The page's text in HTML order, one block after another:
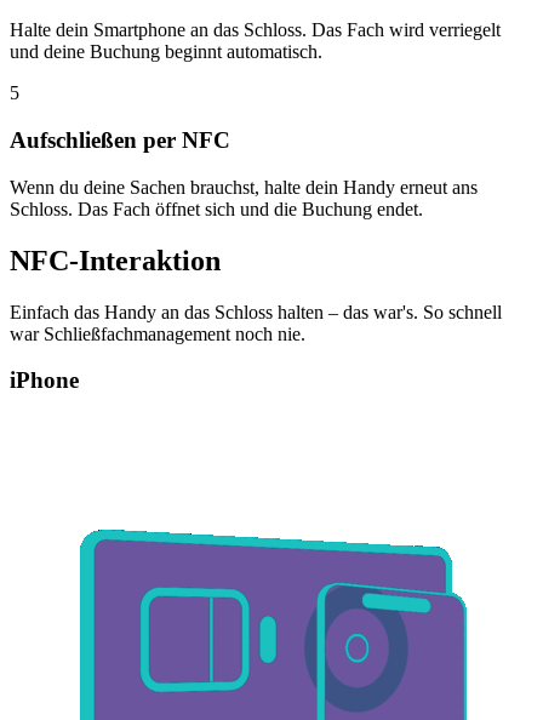
Halte dein Smartphone an das Schloss. Das Fach wird verriegelt
und deine Buchung beginnt automatisch.
5
Aufschließen per NFC
Wenn du deine Sachen brauchst, halte dein Handy erneut ans
Schloss. Das Fach öffnet sich und die Buchung endet.
NFC-Interaktion
Einfach das Handy an das Schloss halten – das war's. So schnell
war Schließfachmanagement noch nie.
iPhone